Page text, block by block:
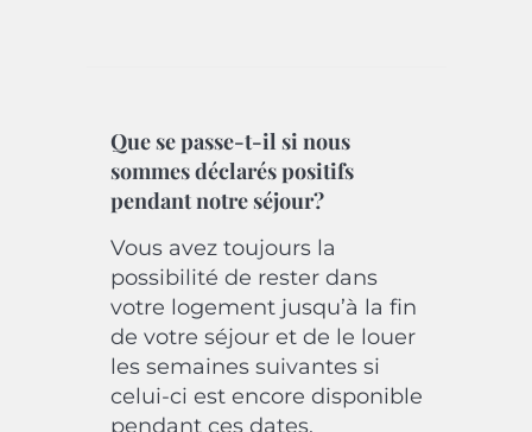
Que se passe-t-il si nous
sommes déclarés positifs
pendant notre séjour?
Vous avez toujours la
possibilité de rester dans
votre logement jusqu’à la fin
de votre séjour et de le louer
les semaines suivantes si
celui-ci est encore disponible
pendant ces dates.